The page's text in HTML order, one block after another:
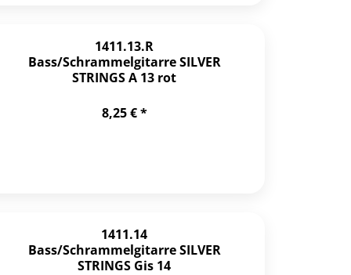
1411.13.R
Bass/Schrammelgitarre SILVER
STRINGS A 13 rot
8,25 € *
1411.14
Bass/Schrammelgitarre SILVER
STRINGS Gis 14